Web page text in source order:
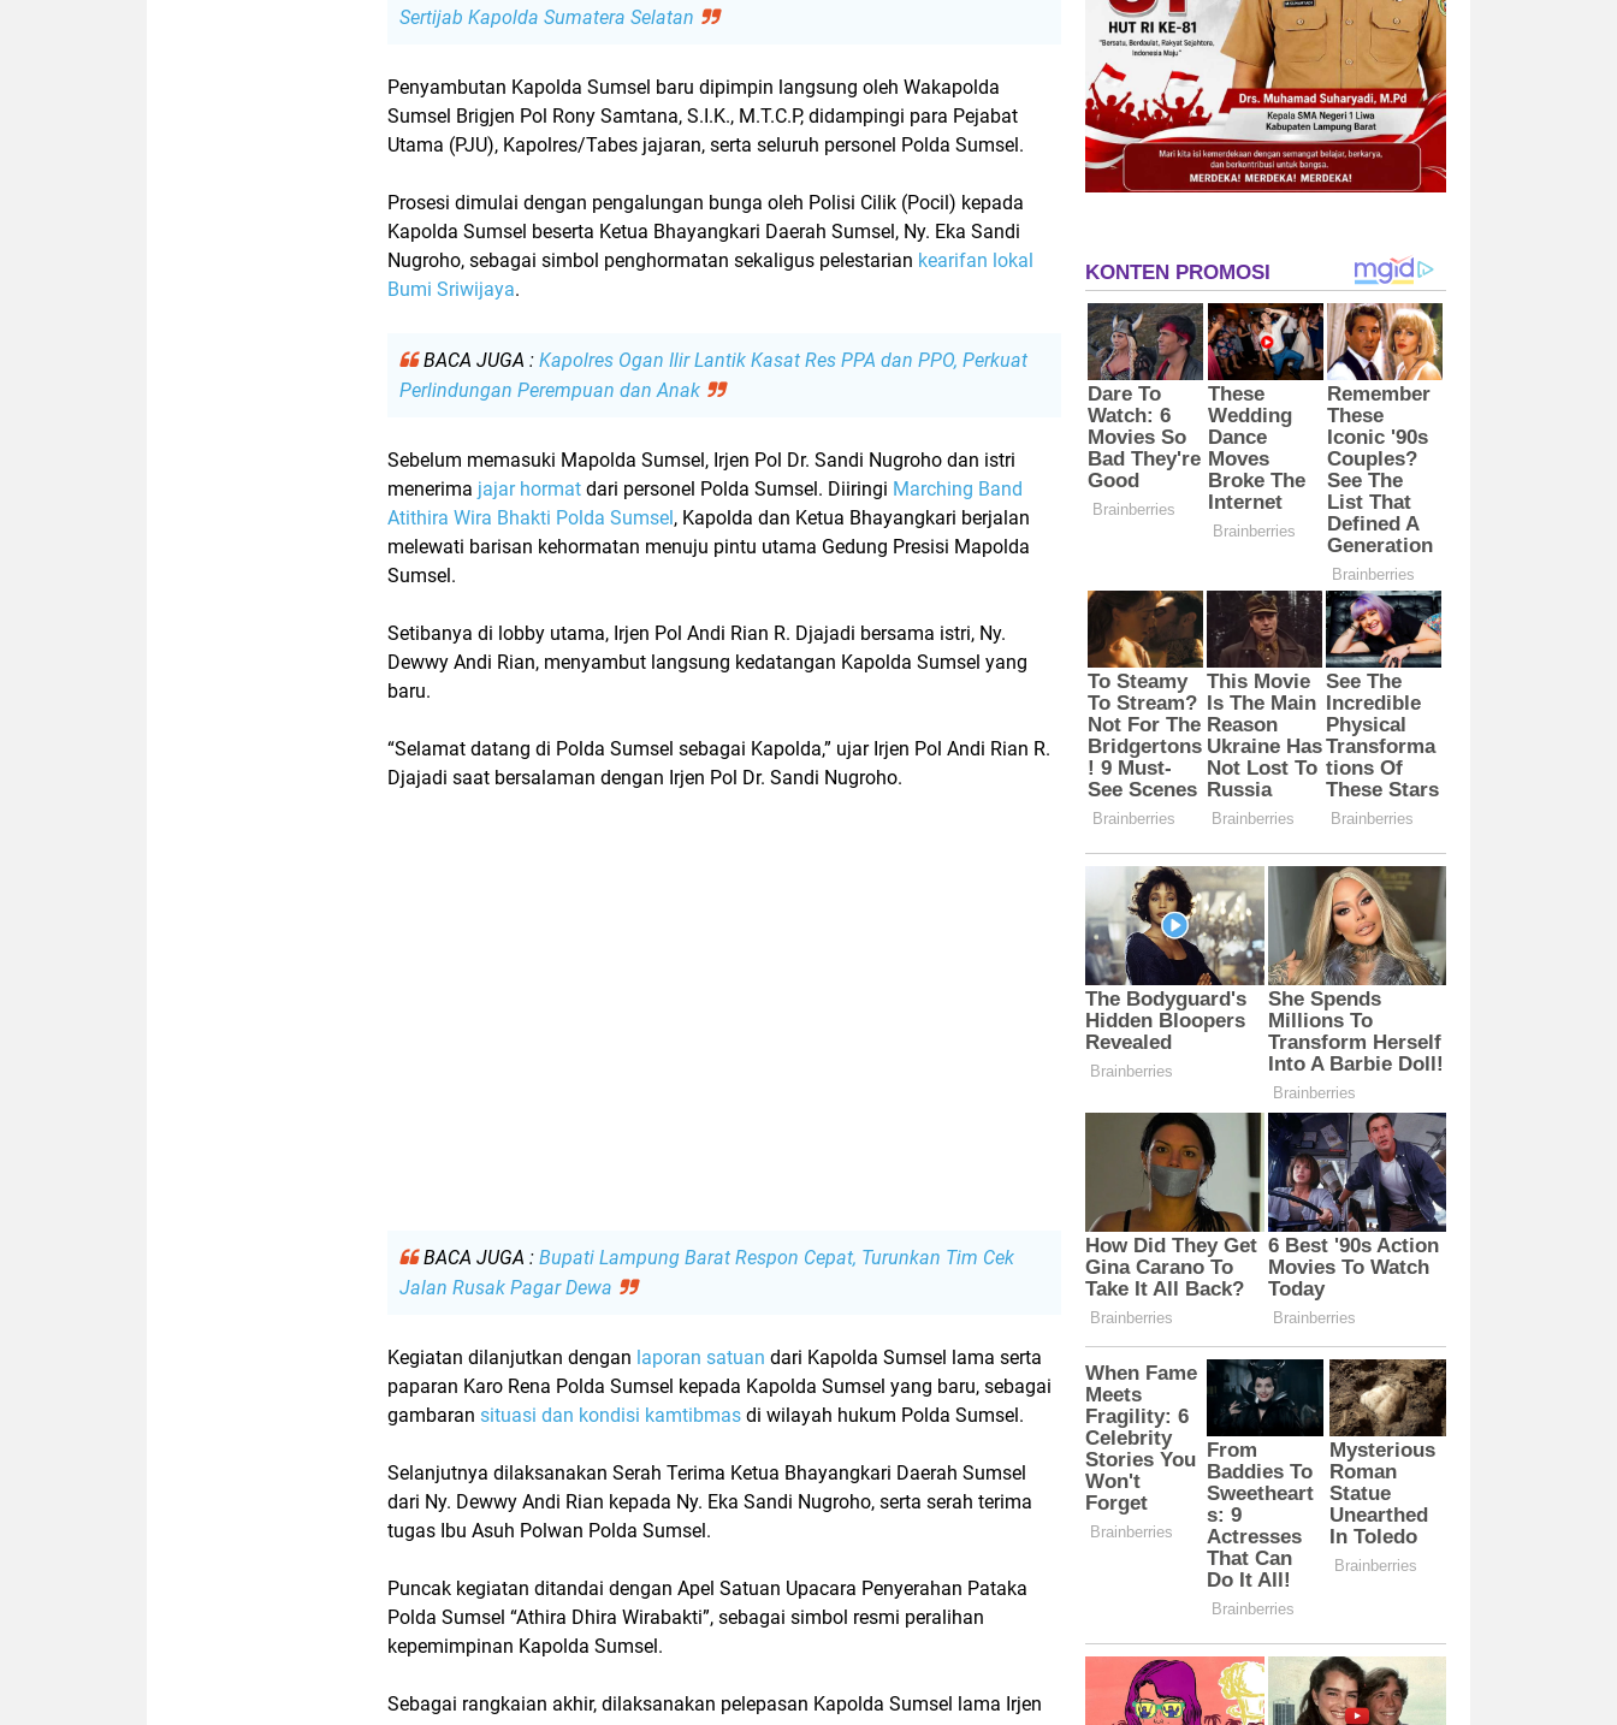
Sertijab Kapolda Sumatera Selatan
Penyambutan Kapolda Sumsel baru dipimpin langsung oleh Wakapolda
Sumsel Brigjen Pol Rony Samtana, S.I.K., M.T.C.P, didampingi para Pejabat
Utama (PJU), Kapolres/Tabes jajaran, serta seluruh personel Polda Sumsel.
Prosesi dimulai dengan pengalungan bunga oleh Polisi Cilik (Pocil) kepada
Kapolda Sumsel beserta Ketua Bhayangkari Daerah Sumsel, Ny. Eka Sandi
Nugroho, sebagai simbol penghormatan sekaligus pelestarian kearifan lokal
Bumi Sriwijaya.
BACA JUGA : Kapolres Ogan Ilir Lantik Kasat Res PPA dan PPO, Perkuat
Perlindungan Perempuan dan Anak
Sebelum memasuki Mapolda Sumsel, Irjen Pol Dr. Sandi Nugroho dan istri
menerima jajar hormat dari personel Polda Sumsel. Diiringi Marching Band
Atithira Wira Bhakti Polda Sumsel, Kapolda dan Ketua Bhayangkari berjalan
melewati barisan kehormatan menuju pintu utama Gedung Presisi Mapolda
Sumsel.
Setibanya di lobby utama, Irjen Pol Andi Rian R. Djajadi bersama istri, Ny.
Dewwy Andi Rian, menyambut langsung kedatangan Kapolda Sumsel yang
baru.
“Selamat datang di Polda Sumsel sebagai Kapolda,” ujar Irjen Pol Andi Rian R.
Djajadi saat bersalaman dengan Irjen Pol Dr. Sandi Nugroho.
BACA JUGA : Bupati Lampung Barat Respon Cepat, Turunkan Tim Cek
Jalan Rusak Pagar Dewa
Kegiatan dilanjutkan dengan laporan satuan dari Kapolda Sumsel lama serta
paparan Karo Rena Polda Sumsel kepada Kapolda Sumsel yang baru, sebagai
gambaran situasi dan kondisi kamtibmas di wilayah hukum Polda Sumsel.
Selanjutnya dilaksanakan Serah Terima Ketua Bhayangkari Daerah Sumsel
dari Ny. Dewwy Andi Rian kepada Ny. Eka Sandi Nugroho, serta serah terima
tugas Ibu Asuh Polwan Polda Sumsel.
Puncak kegiatan ditandai dengan Apel Satuan Upacara Penyerahan Pataka
Polda Sumsel “Athira Dhira Wirabakti”, sebagai simbol resmi peralihan
kepemimpinan Kapolda Sumsel.
Sebagai rangkaian akhir, dilaksanakan pelepasan Kapolda Sumsel lama Irjen